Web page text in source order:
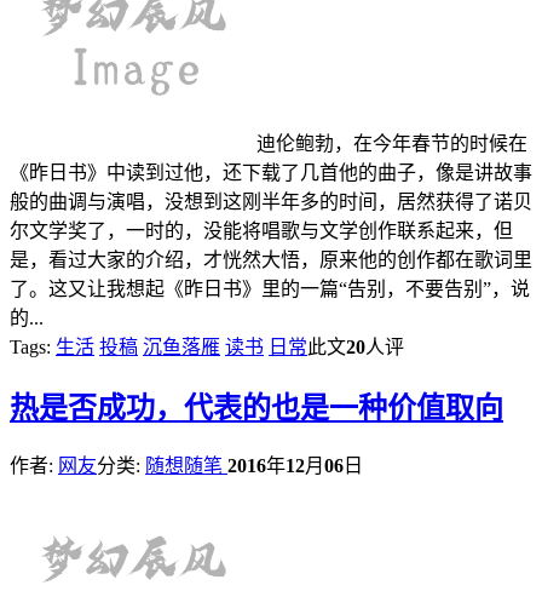
迪伦鲍勃，在今年春节的时候在
《昨日书》中读到过他，还下载了几首他的曲子，像是讲故事
般的曲调与演唱，没想到这刚半年多的时间，居然获得了诺贝
尔文学奖了，一时的，没能将唱歌与文学创作联系起来，但
是，看过大家的介绍，才恍然大悟，原来他的创作都在歌词里
了。这又让我想起《昨日书》里的一篇“告别，不要告别”，说
的...
Tags: 生活 投稿 沉鱼落雁 读书 日常此文20人评
热是否成功，代表的也是一种价值取向
作者: 网友分类: 随想随笔 2016年12月 06 日